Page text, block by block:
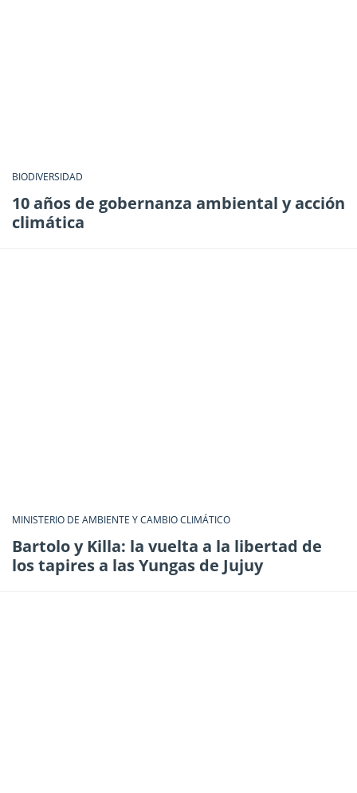
BIODIVERSIDAD
10 años de gobernanza ambiental y acción
climática
MINISTERIO DE AMBIENTE Y CAMBIO CLIMÁTICO
Bartolo y Killa: la vuelta a la libertad de
los tapires a las Yungas de Jujuy